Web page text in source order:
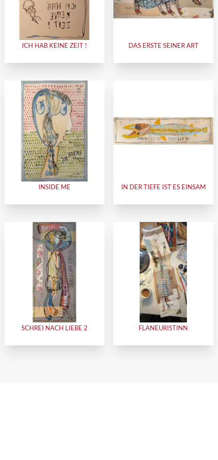
ICH HAB KEINE ZEIT ! DAS ERSTE SEINER ART
INSIDE ME IN DER TIEFE IST ES EINSAM
SCHREI NACH LIEBE 2 FLANEURISTINN